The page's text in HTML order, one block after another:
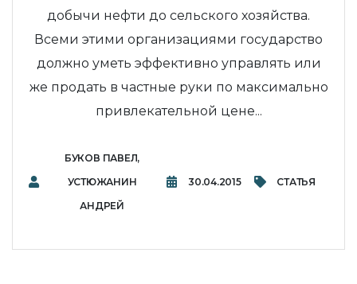
добычи нефти до сельского хозяйства.
Всеми этими организациями государство
должно уметь эффективно управлять или
же продать в частные руки по максимально
привлекательной цене...
БУКОВ ПАВЕЛ,
УСТЮЖАНИН
АНДРЕЙ
30.04.2015 СТАТЬЯ